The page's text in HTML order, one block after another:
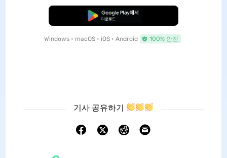
무료로 다운로드
Windows • macOS • iOS • Android 100% 안전
기사 공유하기